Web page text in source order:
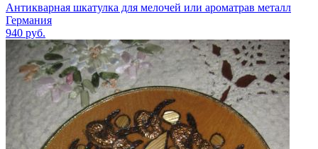
Антикварная шкатулка для мелочей или ароматрав металл
Германия
940 руб.